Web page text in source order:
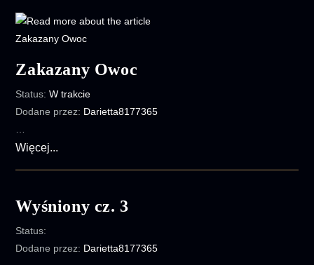
2
Zakazany Owoc
Status:W trakcie
Dodane przez: Darietta8177365
Więcej...
Wyśniony cz. 3
Status:
Dodane przez: Darietta8177365